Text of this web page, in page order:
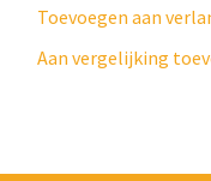
Toevoegen aan
Aan vergelijking